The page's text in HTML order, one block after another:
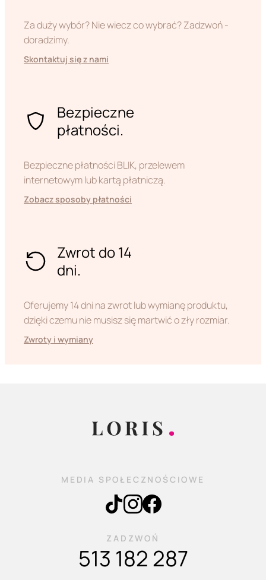
Za duży wybór? Nie wiecz co wybrać? Zadzwoń -
doradzimy.
Skontaktuj się z nami
Bezpieczne
płatności.
Bezpieczne płatności BLIK, przelewem
internetowym lub kartą płatniczą.
Zobacz sposoby płatności
Zwrot do 14
dni.
Oferujemy 14 dni na zwrot lub wymianę produktu,
dzięki czemu nie musisz się martwić o zły rozmiar.
Zwroty i wymiany
MEDIA SPOŁECZNOŚCIOWE
ZADZWOŃ
513 182 287